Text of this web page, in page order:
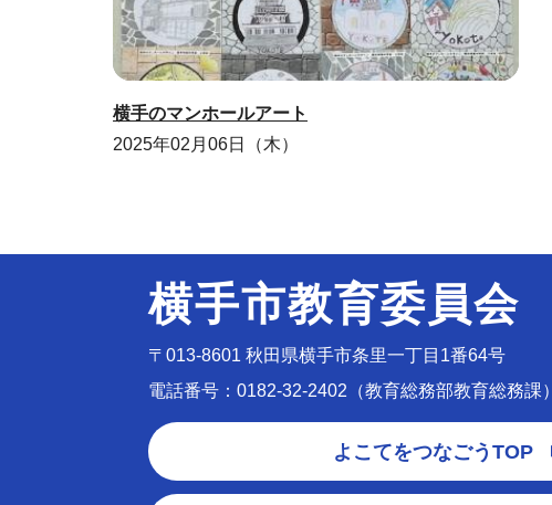
横手のマンホールアート
2025年02月06日（木）
横手市教育委員会
〒013-8601 秋田県横手市条里一丁目1番64号
電話番号：0182-32-2402（教育総務部教育総務課）
よこてをつなごうTOP